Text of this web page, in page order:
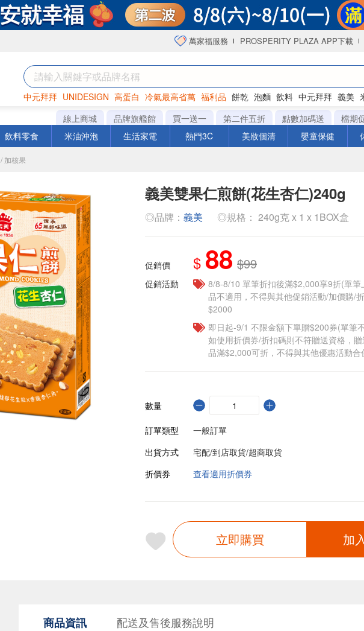
萬家福服務 PROSPERITY PLAZA APP下載
中元拜拜 UNIDESIGN 高蛋白 冷氣最高省萬 福利品 餅乾 泡麵 飲料 中元拜拜 義美
罐頭 咖啡 海苔
線上商城 品牌旗艦館 買一送一 第二件五折 點數加碼送
檔期
飲料零食 米油沖泡 生活家電 熱門3C 美妝個清 嬰童保健
/ 加核果
義美雙果仁煎餅(花生杏仁)240g
◎品牌： 義美 ◎規格： 240g克 x 1 x 1BOX盒
促銷價 $ 88 $99
促銷活動
8/8-8/10 單筆折扣後滿$2,000享9折(單
品不適用，不得與其他促銷活動/加價購/
$2000
即日起-9/1 不限金額下單贈$200券(單筆
如使用折價券/折扣碼則不符贈送資格，
品滿$2,000可折，不得與其他優惠活動合
數量
訂單類型
一般訂單
出貨方式
宅配/到店取貨/超商取貨
折價券
查看適用折價券
立即購買 加
商品資訊 配送及售後服務說明